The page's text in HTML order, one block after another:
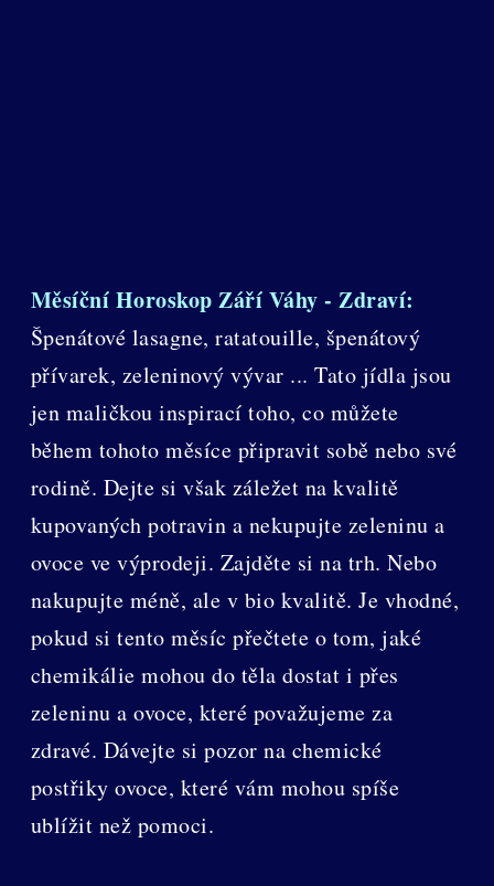
Měsíční Horoskop Září Váhy - Zdraví:
Špenátové lasagne, ratatouille, špenátový
přívarek, zeleninový vývar ... Tato jídla jsou
jen maličkou inspirací toho, co můžete
během tohoto měsíce připravit sobě nebo své
rodině. Dejte si však záležet na kvalitě
kupovaných potravin a nekupujte zeleninu a
ovoce ve výprodeji. Zajděte si na trh. Nebo
nakupujte méně, ale v bio kvalitě. Je vhodné,
pokud si tento měsíc přečtete o tom, jaké
chemikálie mohou do těla dostat i přes
zeleninu a ovoce, které považujeme za
zdravé. Dávejte si pozor na chemické
postřiky ovoce, které vám mohou spíše
ublížit než pomoci.